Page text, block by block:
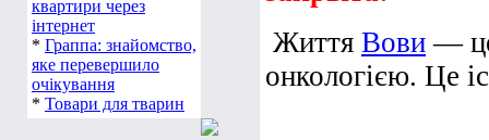
квартири через
інтернет
* Граппа: знайомство,
яке перевершило
очікування
* Товари для тварин
Життя Вови —
онкологією. Це